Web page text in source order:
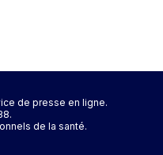
de presse en ligne.
de la santé.